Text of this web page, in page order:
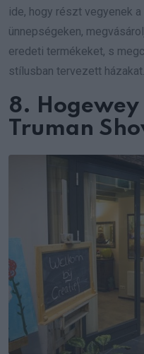
ide, hogy részt vegyenek
ünnepségeken,
eredeti termékeket, s
stílusban tervezett házakat.
8.
Truman